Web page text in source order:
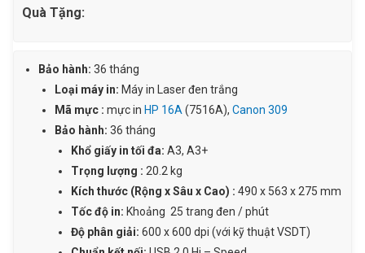
Jet
Khổ
Quà Tặng:
Bảo hành: 36 tháng
Loại máy in: Máy in Laser đen trắng
Mã mực : mực in HP 16A (7516A), Canon 309
Bảo hành: 36 tháng
Khổ giấy in tối đa: A3, A3+
Trọng lượng : 20.2 kg
Kích thước (Rộng x Sâu x Cao) : 490 x 563 x 275 mm
Tốc độ in: Khoảng 25 trang đen / phút
Độ phân giải: 600 x 600 dpi (với kỹ thuật VSDT)